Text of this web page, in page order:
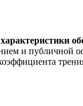
и публичной